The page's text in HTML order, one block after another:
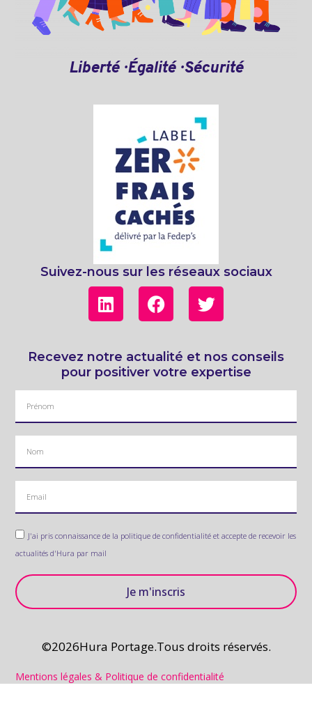
Liberté · Égalité · Sécurité
Suivez-nous sur les réseaux sociaux
Recevez notre actualité et nos conseils
pour positiver votre expertise
J'ai pris connaissance de la politique de confidentialité et accepte de recevoir les
actualités d'Hura par mail
Je m'inscris
©2026Hura Portage.Tous droits réservés.
Mentions légales & Politique de confidentialité